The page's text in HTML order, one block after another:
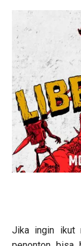
Jika ingin ikut